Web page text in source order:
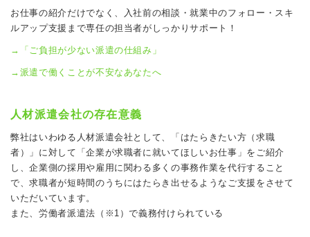
お仕事の紹介だけでなく、入社前の相談・就業中のフォロー・スキ
ルアップ支援まで専任の担当者がしっかりサポート！
→「ご負担が少ない派遣の仕組み」
→派遣で働くことが不安なあなたへ
人材派遣会社の存在意義
弊社はいわゆる人材派遣会社として、「はたらきたい方（求職
者）」に対して「企業が求職者に就いてほしいお仕事」をご紹介
し、企業側の採用や雇用に関わる多くの事務作業を代行すること
で、求職者が短時間のうちにはたらき出せるようなご支援をさせて
いただいています。
また、労働者派遣法（※1）で義務付けられている